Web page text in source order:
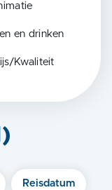
en drinken
Kwaliteit
)
Reisdatum